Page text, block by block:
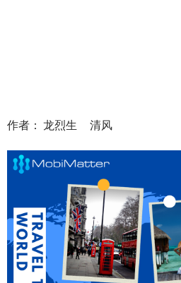
作者： 龙烈生 清风